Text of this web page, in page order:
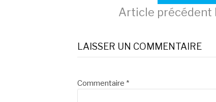
Lire
la
suite
Article précédent
LAISSER UN COMMENTAIRE
Commentaire *